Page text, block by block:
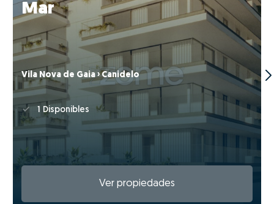
Mar
Vila Nova de Gaia › Canidelo
1 Disponibles
Ver propiedades